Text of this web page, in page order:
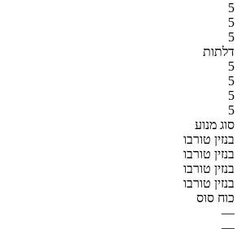
5
5
5
דלתות
5
5
5
5
סוג מנוע
בנזין טורבו
בנזין טורבו
בנזין טורבו
בנזין טורבו
כוח סוס
—